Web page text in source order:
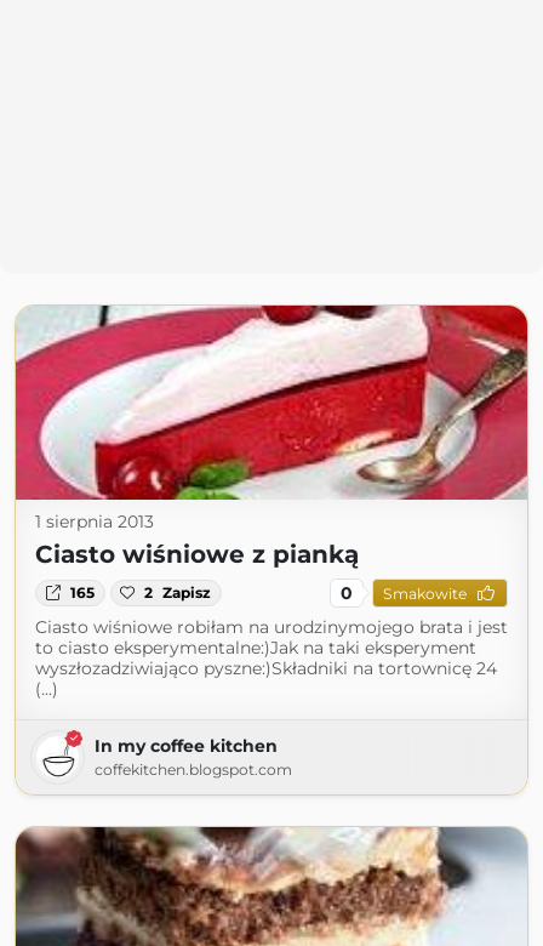
1 sierpnia 2013
Ciasto wiśniowe z pianką
165 2 Zapisz 0 Smakowite
Ciasto wiśniowe robiłam na urodzinymojego brata i jest
to ciasto eksperymentalne:)Jak na taki eksperyment
wyszłozadziwiająco pyszne:)Składniki na tortownicę 24
(...)
In my coffee kitchen
coffekitchen.blogspot.com